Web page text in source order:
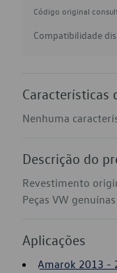
Código original
Compatibilidade
Características
Nenhuma
Descrição do
Revestimento
Peças VW
Aplicações
Amarok 2013 -